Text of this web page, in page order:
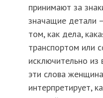
принимают за
значащие детали
том, как дела,
транспортом или
исключительно из
эти слова
интерпретирует,